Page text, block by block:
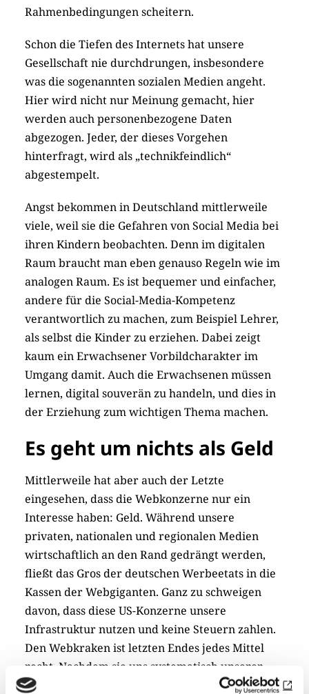
Rahmenbedingungen scheitern.
Schon die Tiefen des Internets hat unsere
Gesellschaft nie durchdrungen, insbesondere
was die sogenannten sozialen Medien angeht.
Hier wird nicht nur Meinung gemacht, hier
werden auch personenbezogene Daten
abgezogen. Jeder, der dieses Vorgehen
hinterfragt, wird als „technikfeindlich“
abgestempelt.
Angst bekommen in Deutschland mittlerweile
viele, weil sie die Gefahren von Social Media bei
ihren Kindern beobachten. Denn im digitalen
Raum braucht man eben genauso Regeln wie im
analogen Raum. Es ist bequemer und einfacher,
andere für die Social-Media-Kompetenz
verantwortlich zu machen, zum Beispiel Lehrer,
als selbst die Kinder zu erziehen. Dabei zeigt
kaum ein Erwachsener Vorbildcharakter im
Umgang damit. Auch die Erwachsenen müssen
lernen, digital souverän zu handeln, und dies in
der Erziehung zum wichtigen Thema machen.
Es geht um nichts als Geld
Mittlerweile hat aber auch der Letzte
eingesehen, dass die Webkonzerne nur ein
Interesse haben: Geld. Während unsere
privaten, nationalen und regionalen Medien
wirtschaftlich an den Rand gedrängt werden,
fließt das Gros der deutschen Werbeetats in die
Kassen der Webgiganten. Ganz zu schweigen
davon, dass diese US-Konzerne unsere
Infrastruktur nutzen und keine Steuern zahlen.
Den Webkraken ist letzten Endes jedes Mittel
recht. Nachdem sie uns systematisch unserer
Daten beraubt haben, machen sie uns jetzt zu